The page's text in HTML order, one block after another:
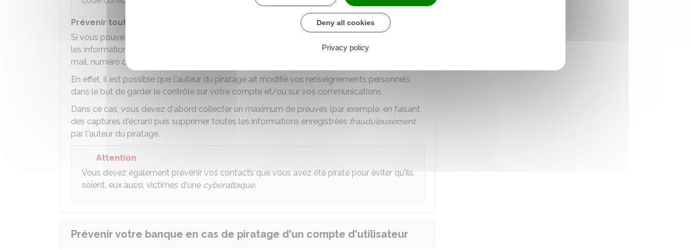
Prévenir toute nouvelle cyberattaque
Si vous pouvez vous connecter à votre compte d'utilisateur, vous devez vérifier que toutes
les informations que vous avez renseignées lors de votre inscription (nom, prénom, adresse
mail, numéro de téléphone, etc.) sont exactes.
En effet, il est possible que l'auteur du piratage ait modifié vos renseignements personnels
dans le but de garder le contrôle sur votre compte et/ou sur vos communications.
Dans ce cas, vous devez d'abord collecter un maximum de preuves (par exemple, en faisant
des captures d'écran) puis supprimer toutes les informations enregistrées frauduleusement
par l'auteur du piratage.
Attention
Vous devez également prévenir vos contacts que vous avez été piraté pour éviter qu'ils
soient, eux aussi, victimes d'une cyberattaque.
Prévenir votre banque en cas de piratage d'un compte d'utilisateur
Deny all cookies
Privacy policy